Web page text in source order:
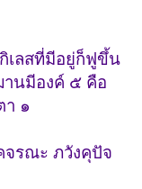
เลสที่มีอยู่ก็ฟูขึ้น
านมีองค์ ๕ คือ
า ๑
จรณะ ภวังคุปัจ